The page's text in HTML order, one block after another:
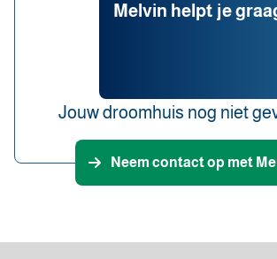
Melvin helpt je
Jouw droomhuis nog niet
Neem contact op met